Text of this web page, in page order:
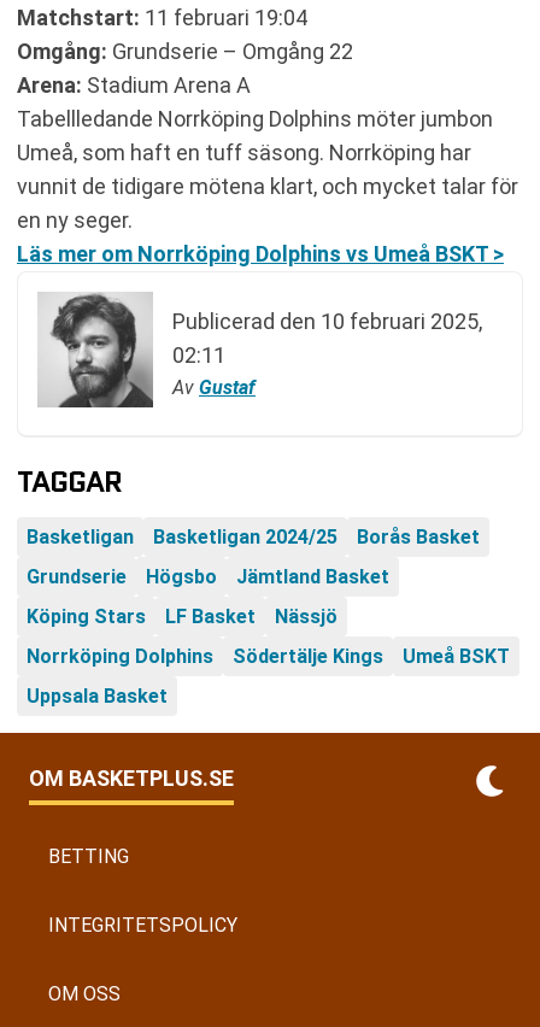
Matchstart: 11 februari 19:04
Omgång: Grundserie – Omgång 22
Arena: Stadium Arena A
Tabellledande Norrköping Dolphins möter jumbon
Umeå, som haft en tuff säsong. Norrköping har
vunnit de tidigare mötena klart, och mycket talar för
en ny seger.
Läs mer om Norrköping Dolphins vs Umeå BSKT >
Publicerad den 10 februari 2025,
02:11
Av Gustaf
TAGGAR
Basketligan Basketligan 2024/25
Borås Basket
Grundserie
Högsbo
Jämtland Basket
Köping Stars
LF Basket
Nässjö
Norrköping Dolphins
Södertälje Kings
Umeå BSKT
Uppsala Basket
OM BASKETPLUS.SE
BETTING
INTEGRITETSPOLICY
OM OSS